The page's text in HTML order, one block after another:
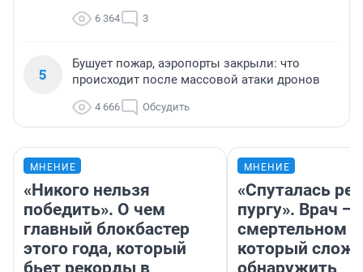
6 364 3
5
Бушует пожар, аэропорты закрыли: что
происходит после массовой атаки дронов
4 666 Обсудить
МНЕНИЕ
«Никого нельзя
победить». О чем
главный блокбастер
этого года, который
бьет рекорды в
МНЕНИЕ
«Спуталась
пургу». Врач —
смертельном
который
обнаружить